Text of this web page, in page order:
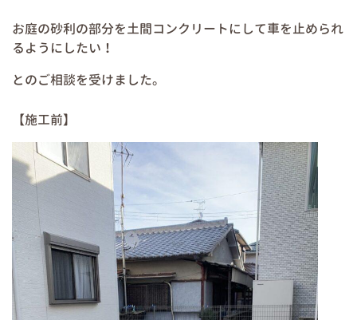
お庭の砂利の部分を土間コンクリートにして車を止められ
るようにしたい！
とのご相談を受けました。
【施工前】